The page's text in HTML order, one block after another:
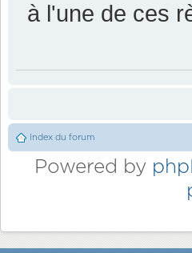
à l'une de ces
Index du forum
Powered by